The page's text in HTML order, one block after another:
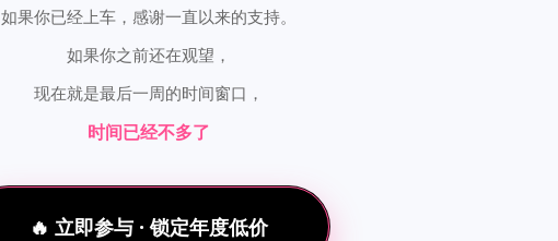
如果你已经上车，感谢一直以来的支持。
如果你之前还在观望，
现在就是最后一周的时间窗口，
时间已经不多了
🔥 立即参与 · 锁定年度低价